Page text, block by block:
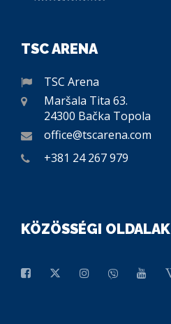
TSC ARENA
TSC Arena
Maršala Tita 63.
24300 Bačka Topola
office@tscarena.com
+381 24 267 979
KÖZÖSSÉGI OLDALAK